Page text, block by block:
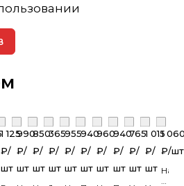
1 125
₽/
шт
990
₽/
шт
850
₽/
шт
365
₽/
шт
955
₽/
шт
940
₽/
шт
960
₽/
шт
940
₽/
шт
765
₽/
шт
1 015
₽/
шт
1
₽/шт